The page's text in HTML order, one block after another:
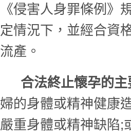
《侵害人身罪條例》
定情況下，並經合資
流產。
合法終止懷孕的主
婦的身體或精神健康
嚴重身體或精神缺陷;